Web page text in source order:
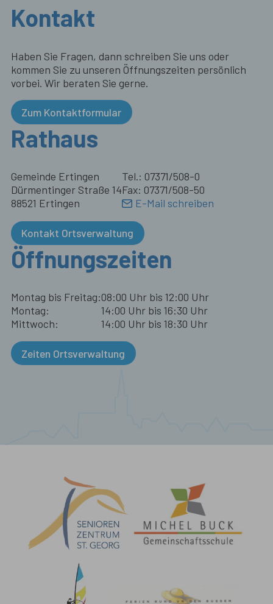
Kontakt
Haben Sie Fragen, dann schreiben Sie uns oder
kommen Sie zu unseren Öffnungszeiten persönlich
vorbei. Wir beraten Sie gerne.
Zum Kontaktformular
Rathaus
Gemeinde Ertingen
Dürmentinger Straße 14
88521 Ertingen
Tel.: 07371/508-0
Fax: 07371/508-50
E-Mail schreiben
Kontakt Ortsverwaltung
Öffnungszeiten
Montag bis Freitag:
Montag:
Mittwoch:
08:00 Uhr bis 12:00 Uhr
14:00 Uhr bis 16:30 Uhr
14:00 Uhr bis 18:30 Uhr
Zeiten Ortsverwaltung